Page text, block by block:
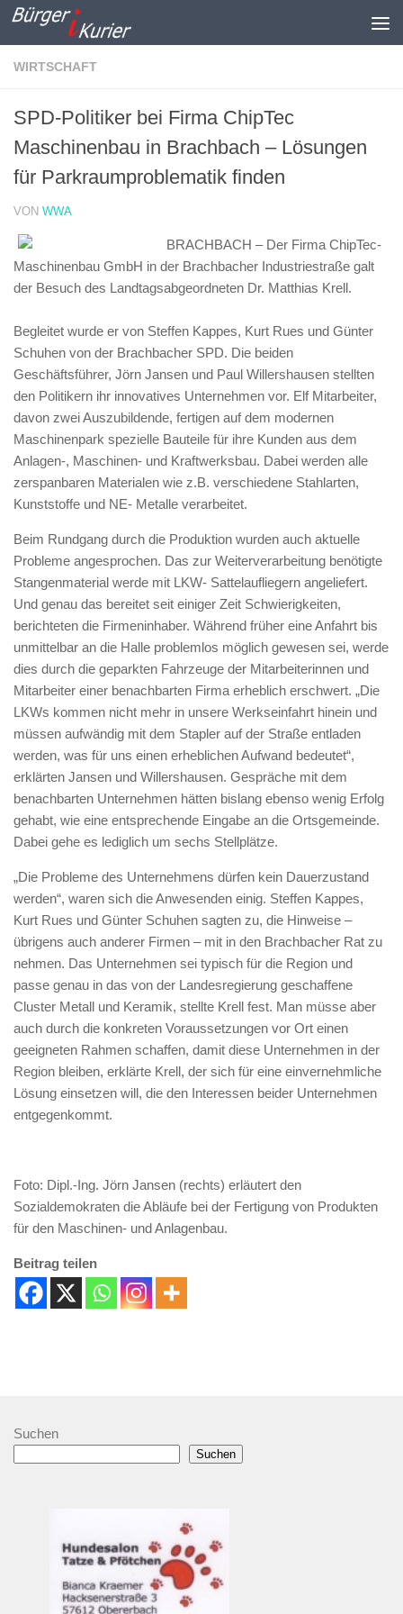
Zum Inhalt springen
WIRTSCHAFT
SPD-Politiker bei Firma ChipTec
Maschinenbau in Brachbach – Lösungen
für Parkraumproblematik finden
VON WWA
BRACHBACH – Der Firma ChipTec-
Maschinenbau GmbH in der Brachbacher Industriestraße galt
der Besuch des Landtagsabgeordneten Dr. Matthias Krell.
Begleitet wurde er von Steffen Kappes, Kurt Rues und Günter
Schuhen von der Brachbacher SPD. Die beiden
Geschäftsführer, Jörn Jansen und Paul Willershausen stellten
den Politikern ihr innovatives Unternehmen vor. Elf Mitarbeiter,
davon zwei Auszubildende, fertigen auf dem modernen
Maschinenpark spezielle Bauteile für ihre Kunden aus dem
Anlagen-, Maschinen- und Kraftwerksbau. Dabei werden alle
zerspanbaren Materialen wie z.B. verschiedene Stahlarten,
Kunststoffe und NE- Metalle verarbeitet.
Beim Rundgang durch die Produktion wurden auch aktuelle
Probleme angesprochen. Das zur Weiterverarbeitung benötigte
Stangenmaterial werde mit LKW- Sattelaufliegern angeliefert.
Und genau das bereitet seit einiger Zeit Schwierigkeiten,
berichteten die Firmeninhaber. Während früher eine Anfahrt bis
unmittelbar an die Halle problemlos möglich gewesen sei, werde
dies durch die geparkten Fahrzeuge der Mitarbeiterinnen und
Mitarbeiter einer benachbarten Firma erheblich erschwert. „Die
LKWs kommen nicht mehr in unsere Werkseinfahrt hinein und
müssen aufwändig mit dem Stapler auf der Straße entladen
werden, was für uns einen erheblichen Aufwand bedeutet“,
erklärten Jansen und Willershausen. Gespräche mit dem
benachbarten Unternehmen hätten bislang ebenso wenig Erfolg
gehabt, wie eine entsprechende Eingabe an die Ortsgemeinde.
Dabei gehe es lediglich um sechs Stellplätze.
„Die Probleme des Unternehmens dürfen kein Dauerzustand
werden“, waren sich die Anwesenden einig. Steffen Kappes,
Kurt Rues und Günter Schuhen sagten zu, die Hinweise –
übrigens auch anderer Firmen – mit in den Brachbacher Rat zu
nehmen. Das Unternehmen sei typisch für die Region und
passe genau in das von der Landesregierung geschaffene
Cluster Metall und Keramik, stellte Krell fest. Man müsse aber
auch durch die konkreten Voraussetzungen vor Ort einen
geeigneten Rahmen schaffen, damit diese Unternehmen in der
Region bleiben, erklärte Krell, der sich für eine einvernehmliche
Lösung einsetzen will, die den Interessen beider Unternehmen
entgegenkommt.
Foto: Dipl.-Ing. Jörn Jansen (rechts) erläutert den
Sozialdemokraten die Abläufe bei der Fertigung von Produkten
für den Maschinen- und Anlagenbau.
Beitrag teilen
Suchen
Suchen